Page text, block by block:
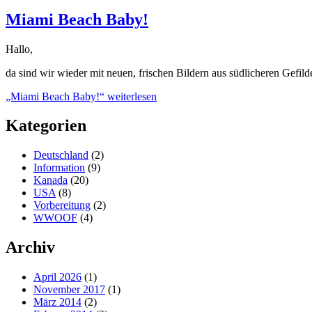
Miami Beach Baby!
Hallo,
da sind wir wieder mit neuen, frischen Bildern aus südlicheren
„Miami Beach Baby!“ weiterlesen
Kategorien
Deutschland (2)
Information (9)
Kanada (20)
USA (8)
Vorbereitung (2)
WWOOF (4)
Archiv
April 2026 (1)
November 2017 (1)
März 2014 (2)